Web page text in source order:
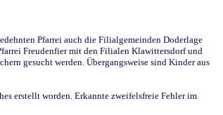
Pfarrei auch die Filialgemeinden Doderlage
Freudenfier mit den Filialen Klawittersdorf und
gesucht werden. Übergangsweise sind Kinder aus
erstellt worden. Erkannte zweifelsfreie Fehler im